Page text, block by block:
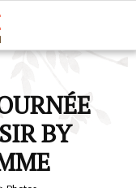
BY